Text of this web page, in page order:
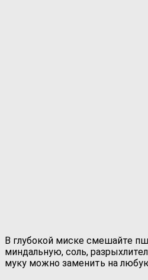
В глубокой миске смешайте
миндальную, соль,
муку можно заменить на